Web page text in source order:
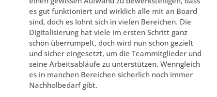
es gut funktioniert und wirklich alle mit an Board
sind, doch es lohnt sich in vielen Bereichen. Die
Digitalisierung hat viele im ersten Schritt ganz
schön überrumpelt, doch wird nun schon gezielt
und sicher eingesetzt, um die Teammitglieder und
seine Arbeitsabläufe zu unterstützen. Wenngleich
es in manchen Bereichen sicherlich noch immer
Nachholbedarf gibt.